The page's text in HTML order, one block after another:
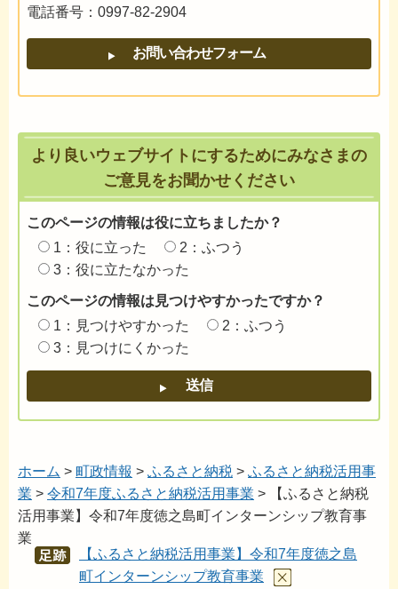
電話番号：0997-82-2904
より良いウェブサイトにするためにみなさまの
ご意見をお聞かせください
このページの情報は役に立ちましたか？
1：役に立った
2：ふつう
3：役に立たなかった
このページの情報は見つけやすかったですか？
1：見つけやすかった
2：ふつう
3：見つけにくかった
ホーム > 町政情報 > ふるさと納税 > ふるさと納税活用事
業 > 令和7年度ふるさと納税活用事業 > 【ふるさと納税
活用事業】令和7年度徳之島町インターンシップ教育事
業
あし
【ふるさと納税活用事業】令和7年度徳之島
町インターンシップ教育事業